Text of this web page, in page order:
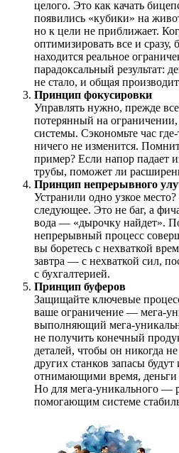
целого. Это как качать
появились «кубики» на
но к цели не приближает.
оптимизировать все и сразу,
находится реальное
парадоксальный результат:
не стало, и общая
Принцип фокусировки
Управлять нужно, прежде
потерянный на ограничении,
системы. Сэкономьте час
ничего не изменится.
пример? Если напор падает
трубы, поможет ли
Принцип непрерывного
Устранили одно узкое
следующее. Это не баг, а
вода — «дырочку найдет».
непрерывный процесс
вы боретесь с нехваткой
завтра — с нехваткой сил,
с бухгалтерией.
Принцип буферов
Защищайте ключевые
ваше ограничение — мега-
выполняющий мега-
не получить конечный
деталей, чтобы он никогда
других станков запасы
отнимающими время, деньги
Но для мега-уникального —
помогающим системе